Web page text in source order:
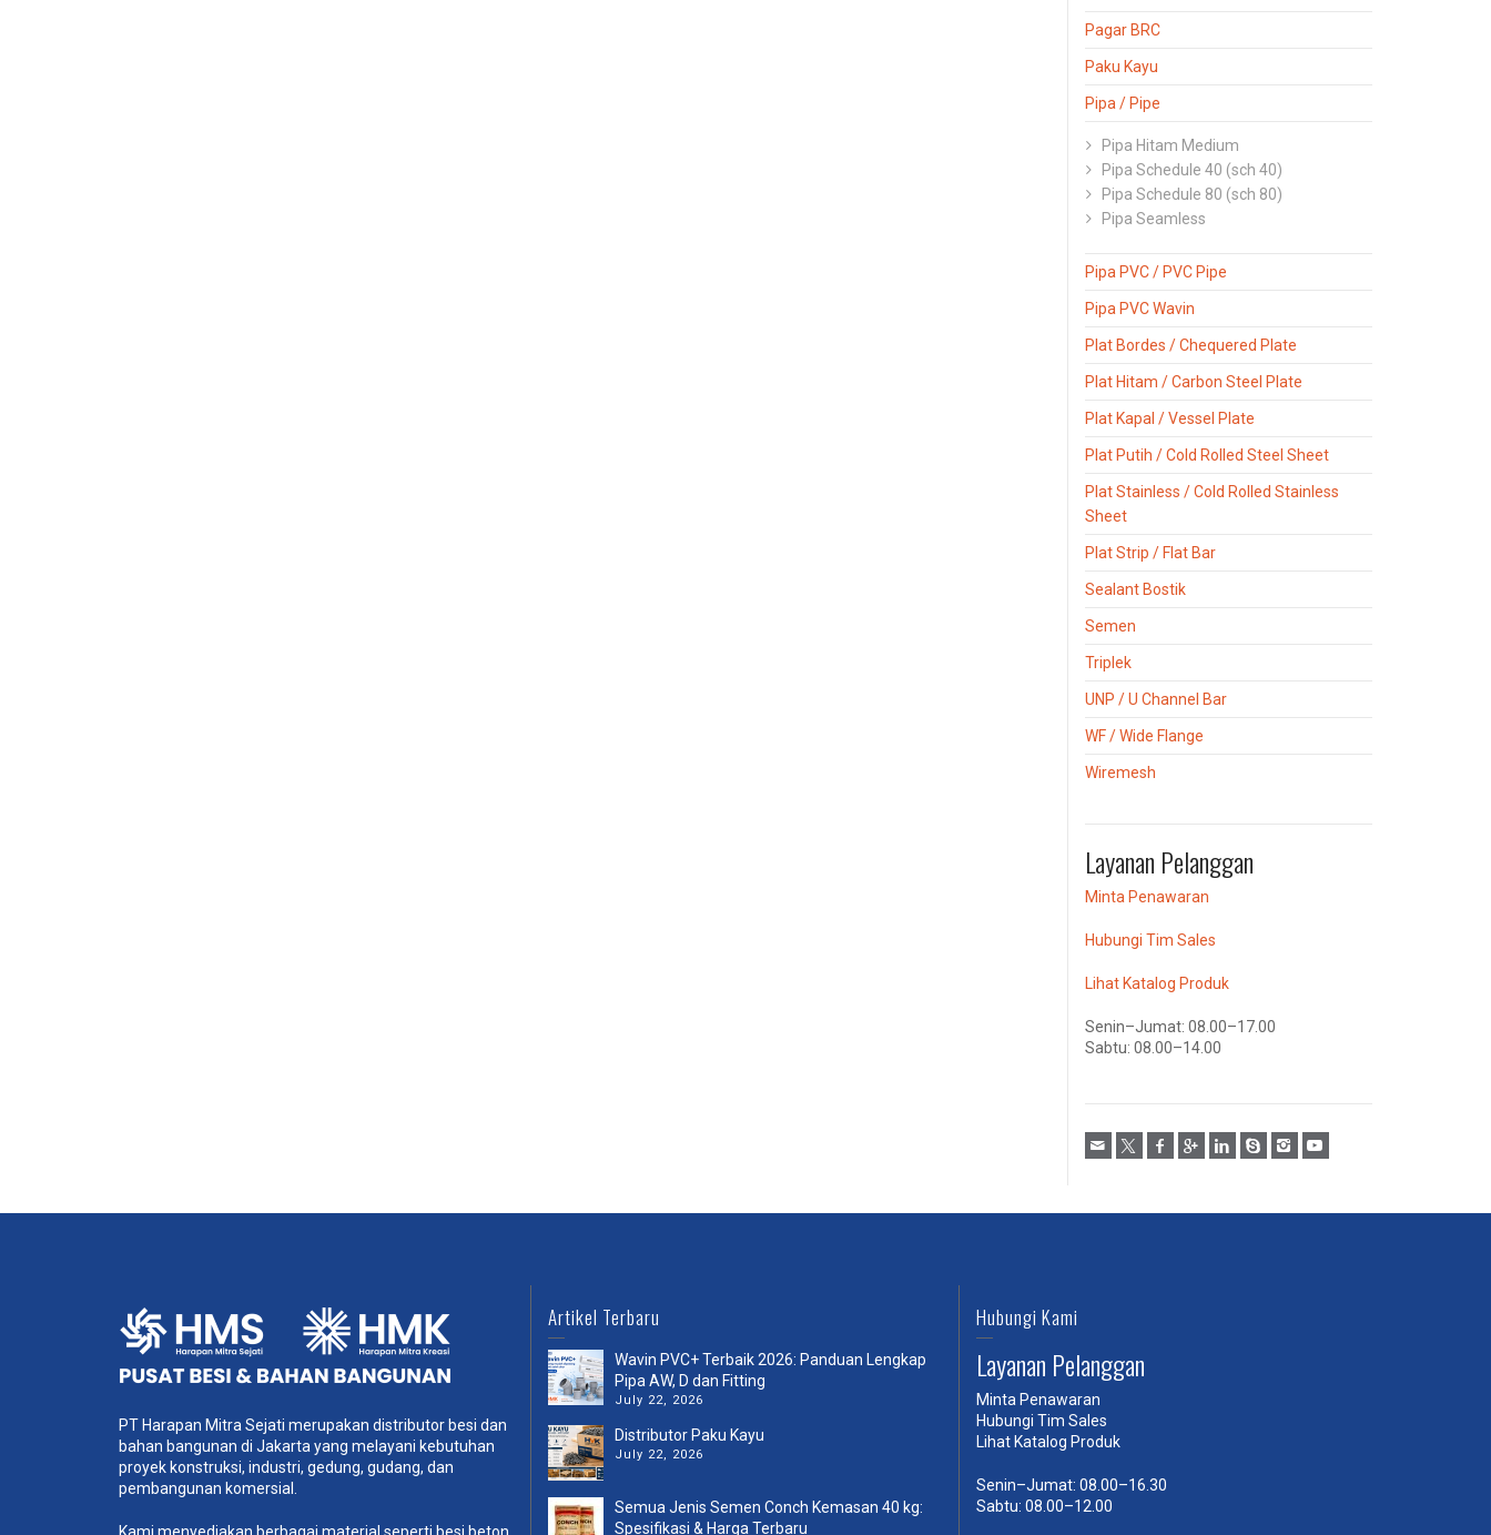
Pagar BRC
Paku Kayu
Pipa / Pipe
Pipa Hitam Medium
Pipa Schedule 40 (sch 40)
Pipa Schedule 80 (sch 80)
Pipa Seamless
Pipa PVC / PVC Pipe
Pipa PVC Wavin
Plat Bordes / Chequered Plate
Plat Hitam / Carbon Steel Plate
Plat Kapal / Vessel Plate
Plat Putih / Cold Rolled Steel Sheet
Plat Stainless / Cold Rolled Stainless
Sheet
Plat Strip / Flat Bar
Sealant Bostik
Semen
Triplek
UNP / U Channel Bar
WF / Wide Flange
Wiremesh
Layanan Pelanggan
Minta Penawaran
Hubungi Tim Sales
Lihat Katalog Produk
Senin–Jumat: 08.00–17.00
Sabtu: 08.00–14.00
PT Harapan Mitra Sejati merupakan distributor besi dan
bahan bangunan di Jakarta yang melayani kebutuhan
proyek konstruksi, industri, gedung, gudang, dan
pembangunan komersial.
Artikel Terbaru
Wavin PVC+ Terbaik 2026: Panduan Lengkap
Pipa AW, D dan Fitting
July 22, 2026
Distributor Paku Kayu
July 22, 2026
Semua Jenis Semen Conch Kemasan 40 kg:
Spesifikasi & Harga Terbaru
Hubungi Kami
Layanan Pelanggan
Minta Penawaran
Hubungi Tim Sales
Lihat Katalog Produk
Senin–Jumat: 08.00–16.30
Sabtu: 08.00–12.00